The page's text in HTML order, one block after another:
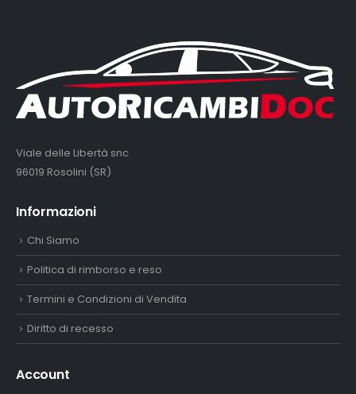
Viale delle Libertà snc
96019 Rosolini (SR)
Informazioni
Chi Siamo
Politica di rimborso e reso
Termini e Condizioni di Vendita
Diritto di recesso
Account